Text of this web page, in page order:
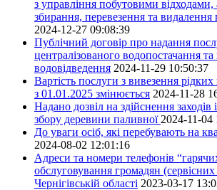
з управління побутовими
збирання, перевезення та видалення
2024-12-27 09:08:39
Публічний договір про надання
централізованого водопостачання та
водовідведення 2024-11-29 10:50:37
Вартість послуги з вивезення рідких
з 01.01.2025 змінюється 2024-11-28
Надано дозвіл на здійснення заходів
збору деревини паливної 2024-11-04
До уваги осіб, які перебувають на
2024-08-02 12:01:16
Адреси та номери телефонів “гарячих
обслуговування громадян
Чернігівській області 2023-03-17